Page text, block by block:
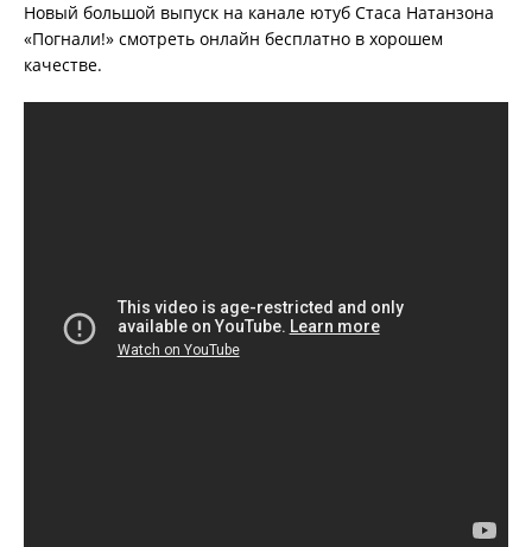
Новый большой выпуск на канале ютуб Стаса Натанзона
«Погнали!» смотреть онлайн бесплатно в хорошем
качестве.